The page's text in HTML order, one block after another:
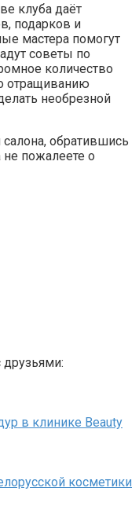
клуба даёт
подарков и
мастера помогут
советы по
количество
отращиванию
необрезной
обратившись
пожалеете о
друзьями:
в клинике Beauty
косметики